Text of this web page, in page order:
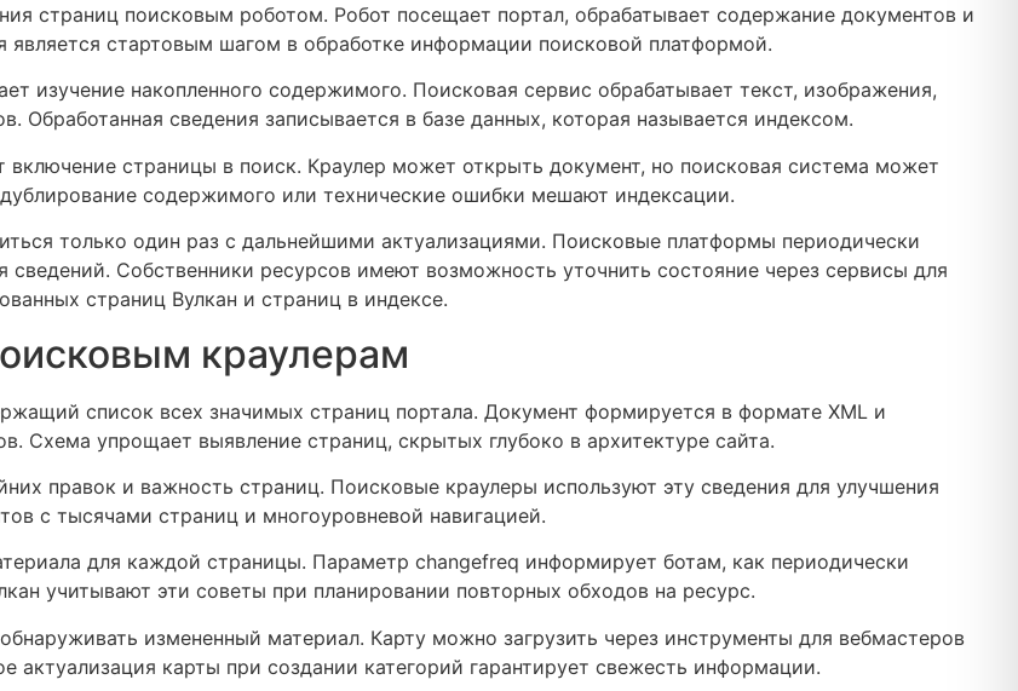
страниц поисковым роботом. Робот посещает портал, обрабатывает содержание документов и
является стартовым шагом в обработке информации поисковой платформой.
изучение накопленного содержимого. Поисковая сервис обрабатывает текст, изображения,
Обработанная сведения записывается в базе данных, которая называется индексом.
страницы в поиск. Краулер может открыть документ, но поисковая система может
дублирование содержимого или технические ошибки мешают индексации.
только один раз с дальнейшими актуализациями. Поисковые платформы периодически
Собственники ресурсов имеют возможность уточнить состояние через сервисы для
страниц Вулкан и страниц в индексе.
краулерам
список всех значимых страниц портала. Документ формируется в формате XML и
Схема упрощает выявление страниц, скрытых глубоко в архитектуре сайта.
правок и важность страниц. Поисковые краулеры используют эту сведения для улучшения
с тысячами страниц и многоуровневой навигацией.
для каждой страницы. Параметр changefreq информирует ботам, как периодически
учитывают эти советы при планировании повторных обходов на ресурс.
измененный материал. Карту можно загрузить через инструменты для вебмастеров
актуализация карты при создании категорий гарантирует свежесть информации.